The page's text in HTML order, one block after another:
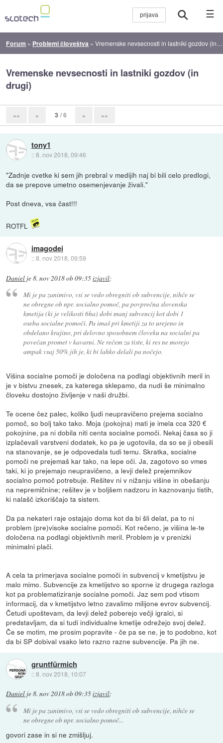
☰
Forum » Problemi človeštva »Vremenske nevsecnosti in lastniki gozdov (in drugi)
Vremenske nevsecnosti in lastniki gozdov (in
drugi)
«« « 3 / 6 » »»
tony1
::8. nov 2018, 09:46
"Zadnje cvetke ki sem jih prebral v medijih naj bi bili celo predlogi,
da se prepove umetno osemenjevanje živali."
Post dneva, vsa čast!!!
ROTFL
imagodei
::8. nov 2018, 09:59
Daniel je8. nov 2018 ob 09:35izjavil:
Mi je pa zanimivo, vsi se vedo obregniti ob subvencije, nihče se
ne obregne ob npr. socialno pomoč, pa povprečna slovenska
kmetija (ki je velikosti 6ha) dobi manj subvencij kot dobi 1
oseba socialne pomoči. Pa imaš pri kmetiji za to urejeno in
obdelano krajino, pri delovno sposobnem človeku na socialni pa
povečan promet v kavarni. Ne rečem za tiste, ki res ne morejo
ampak vsaj 50% jih je, ki bi lahko delali pa nočejo.
Višina socialne pomoči je določena na podlagi objektivnih meril in
je v bistvu znesek, za katerega sklepamo, da nudi še minimalno
človeku dostojno življenje v naši družbi.
Te ocene čez palec, koliko ljudi neupravičeno prejema socialno
pomoč, so bolj tako tako. Moja (pokojna) mati je imela cca 320 €
pokojnine, pa ni dobila niti centa socialne pomoči. Nekaj časa so ji
izplačevali varstveni dodatek, ko pa je ugotovila, da so se ji obesili
na stanovanje, se je odpovedala tudi temu. Skratka, socialne
pomoči ne prejemaš kar tako, na lepe oči. Ja, zagotovo so vmes
taki, ki jo prejemajo neupravičeno, a levji delež prejemnikov
socialno pomoč potrebuje. Rešitev ni v nižanju višine in obešanju
na nepremičnine; rešitev je v boljšem nadzoru in kaznovanju tistih,
ki nalašč izkoriščajo ta sistem.
Da pa nekateri raje ostajajo doma kot da bi šli delat, pa to ni
problem (pre)visoke socialne pomoči. Kot rečeno, je višina le-te
določena na podlagi objektivnih meril. Problem je v prenizki
minimalni plači.
A cela ta primerjava socialne pomoči in subvencij v kmetijstvu je
malo mimo. Subvencije za kmetijstvo so sporne iz drugega razloga
kot pa problematiziranje socialne pomoči. Jaz sem pod vtisom
informacij, da v kmetijstvo letno zavalimo milijone evrov subvencij.
Četudi upoštevam, da levji delež poberejo večji igralci, si
predstavljam, da si tudi individualne kmetije odrežejo svoj delež.
Če se motim, me prosim popravite - če pa se ne, je to podobno, kot
da bi SP dobival vsako leto razno razne subvencije. Pa jih ne.
gruntfürmich
::8. nov 2018, 10:07
Daniel je8. nov 2018 ob 09:35izjavil:
Mi je pa zanimivo, vsi se vedo obregniti ob subvencije, nihče se
ne obregne ob npr. socialno pomoč...
govori zase in si ne zmišljuj.